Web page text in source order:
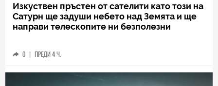
Изкуствен пръстен от сателити като този на
Сатурн ще задуши небето над Земята и ще
направи телескопите ни безполезни
0 | ПРЕДИ 4 Ч.